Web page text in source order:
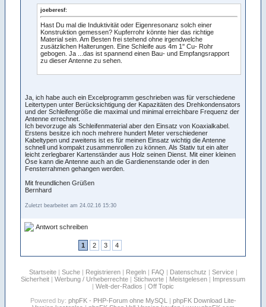
joeberesf:
Hast Du mal die Induktivität oder Eigenresonanz solch einer
Konstruktion gemessen? Kupferrohr könnte hier das richtige
Material sein. Am Besten frei stehend ohne irgendwelche
zusätzlichen Halterungen. Eine Schleife aus 4m 1'' Cu- Rohr
gebogen. Ja ...das ist spannend einen Bau- und Empfangsrapport
zu dieser Antenne zu sehen.
Ja, ich habe auch ein Excelprogramm geschrieben was für verschiedene
Leitertypen unter Berücksichtigung der Kapazitäten des Drehkondensators
und der Schleifengröße die maximal und minimal erreichbare Frequenz der
Antenne errechnet.
Ich bevorzuge als Schleifenmaterial aber den Einsatz von Koaxialkabel.
Erstens besitze ich noch mehrere hundert Meter verschiedener
Kabeltypen und zweitens ist es für meinen Einsatz wichtig die Antenne
schnell und kompakt zusammenrollen zu können. Als Stativ tut ein alter
leicht zerlegbarer Kartenständer aus Holz seinen Dienst. Mit einer kleinen
Öse kann die Antenne auch an die Gardienenstande oder in den
Fensterrahmen gehangen werden.
Mit freundlichen Grüßen
Bernhard
Zuletzt bearbeitet am 24.02.16 15:30
Antwort schreiben
1 2 3 4
Startseite| Suche| Registrieren| Regeln| FAQ | Datenschutz | Service|
Sicherheit | Werbung / Urheberrechte | Stichworte | Meistgelesen | Impressum
| Welt-der-Radios | Off Topic
Powered by: phpFK - PHP-Forum ohne MySQL | phpFK Download Lite-